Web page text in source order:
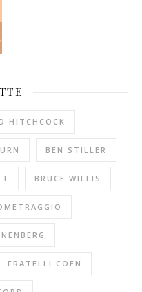
HITCHCOCK
BEN STILLER
BRUCE WILLIS
FRATELLI COEN